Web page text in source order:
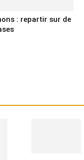
: repartir sur de